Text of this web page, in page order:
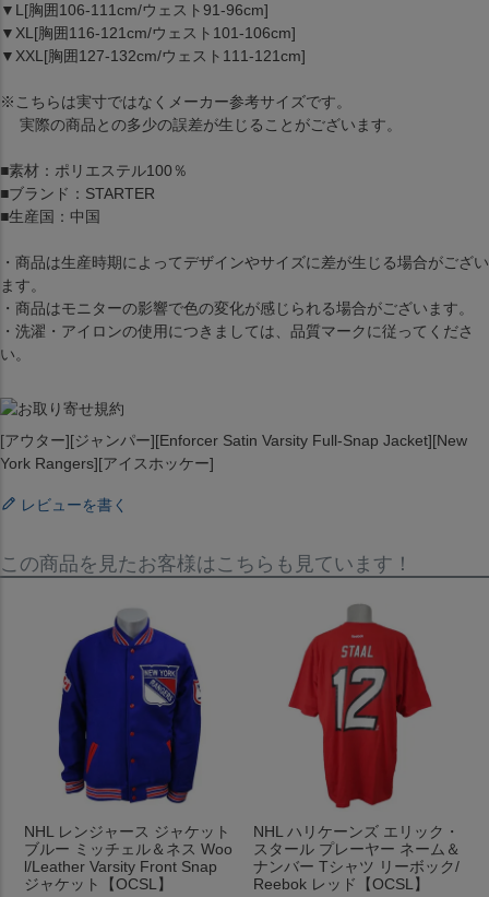
▼L[胸囲106-111cm/ウェスト91-96cm]
▼XL[胸囲116-121cm/ウェスト101-106cm]
▼XXL[胸囲127-132cm/ウェスト111-121cm]
※こちらは実寸ではなくメーカー参考サイズです。
実際の商品との多少の誤差が生じることがございます。
■素材：ポリエステル100％
■ブランド：STARTER
■生産国：中国
・商品は生産時期によってデザインやサイズに差が生じる場合がござい
ます。
・商品はモニターの影響で色の変化が感じられる場合がございます。
・洗濯・アイロンの使用につきましては、品質マークに従ってくださ
い。
[アウター][ジャンパー][Enforcer Satin Varsity Full-Snap Jacket][New
York Rangers][アイスホッケー]
レビューを書く
この商品を見たお客様はこちらも見ています！
NHL レンジャース ジャケット
ブルー ミッチェル＆ネス Woo
l/Leather Varsity Front Snap
ジャケット【OCSL】
NHL ハリケーンズ エリック・
スタール プレーヤー ネーム＆
ナンバー Tシャツ リーボック/
Reebok レッド【OCSL】